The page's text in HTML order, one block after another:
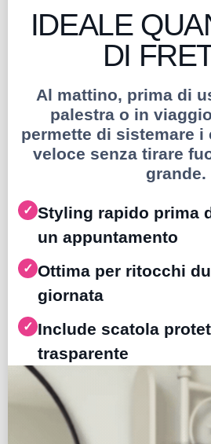
IDEALE
DI
Al mattino, prima di
palestra o in
permette di sistemare i
veloce senza tirare
grande.
✓ Styling rapido prima
un appuntamento
✓ Ottima per ritocchi
giornata
✓ Include scatola
trasparente